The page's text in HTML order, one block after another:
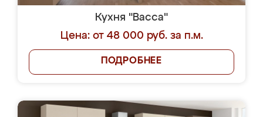
Кухня "Васса"
Цена: от 48 000 руб. за п.м.
ПОДРОБНЕЕ